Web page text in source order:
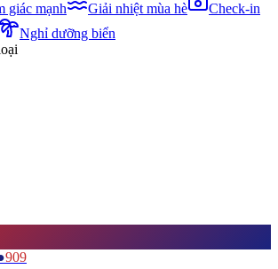
giác mạnh Giải nhiệt mùa hè
Check-in
Nghỉ dưỡng biển
909